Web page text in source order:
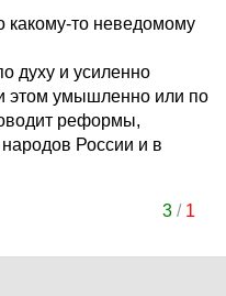
какому-то неведомому
духу и усиленно
этом умышленно или по
реформы,
России и в
3/ 1